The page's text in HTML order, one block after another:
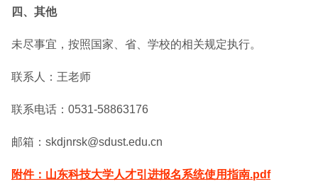
四、其他
未尽事宜，按照国家、省、学校的相关规定执行。
联系人：王老师
联系电话：0531-58863176
邮箱：skdjnrsk@sdust.edu.cn
附件：山东科技大学人才引进报名系统使用指南.pdf